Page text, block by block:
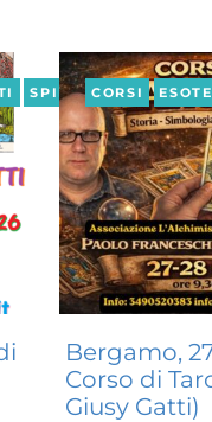
SPIRITUALITÀ
CORSI
Bergamo,
Corso di
Giusy Gatti)